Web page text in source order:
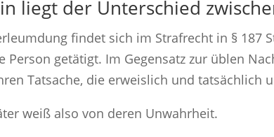
liegt der Unterschied
findet sich im Strafrecht in § 187
Person getätigt. Im Gegensatz zur üblen
Tatsache, die erweislich und tatsächlich
weiß also von deren Unwahrheit.